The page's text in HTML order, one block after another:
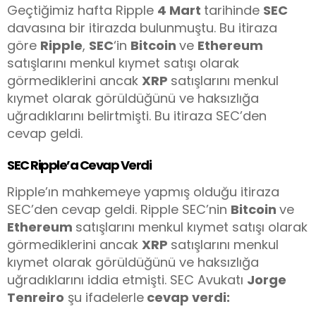
Geçtiğimiz hafta Ripple 4 Mart tarihinde SEC
davasına bir itirazda bulunmuştu. Bu itiraza
göre Ripple, SEC‘in Bitcoin ve Ethereum
satışlarını menkul kıymet satışı olarak
görmediklerini ancak XRP satışlarını menkul
kıymet olarak görüldüğünü ve haksızlığa
uğradıklarını belirtmişti. Bu itiraza SEC’den
cevap geldi.
SEC Ripple’a Cevap Verdi
Ripple’ın mahkemeye yapmış olduğu itiraza
SEC’den cevap geldi. Ripple SEC’nin Bitcoin ve
Ethereum satışlarını menkul kıymet satışı olarak
görmediklerini ancak XRP satışlarını menkul
kıymet olarak görüldüğünü ve haksızlığa
uğradıklarını iddia etmişti. SEC Avukatı Jorge
Tenreiro şu ifadelerle cevap verdi: